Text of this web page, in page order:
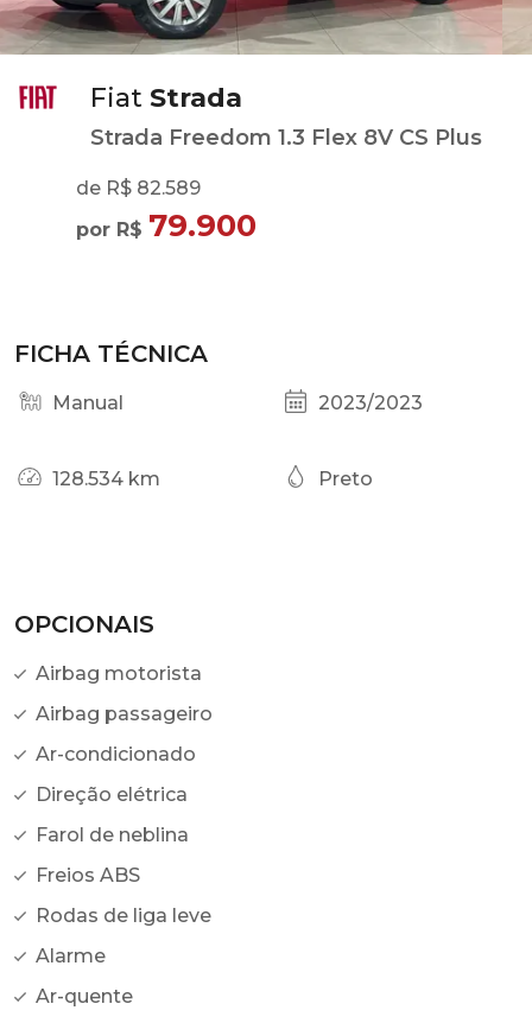
Fiat Strada
Strada Freedom 1.3 Flex 8V CS Plus
de R$ 82.589
por R$ 79.900
FICHA TÉCNICA
Manual 2023/2023
128.534 km Preto
OPCIONAIS
Airbag motorista
Airbag passageiro
Ar-condicionado
Direção elétrica
Farol de neblina
Freios ABS
Rodas de liga leve
Alarme
Ar-quente